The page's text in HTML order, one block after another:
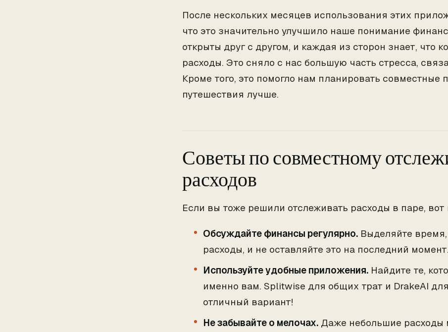
После нескольких месяцев использования этих
что это значительно улучшило наше понимание
открыты друг с другом, и каждая из сторон знает, что
расходы. Это сняло с нас большую часть стресса,
Кроме того, это помогло нам планировать совместные
путешествия лучше.
Советы по совместному
расходов
Если вы тоже решили отслеживать расходы в паре, вот
Обсуждайте финансы регулярно. Выделяйте
расходы, и не оставляйте это на последний момент.
Используйте удобные приложения. Найдите те,
именно вам. Splitwise для общих трат и DrakeAI
отличный вариант!
Не забывайте о мелочах. Даже небольшие расходы